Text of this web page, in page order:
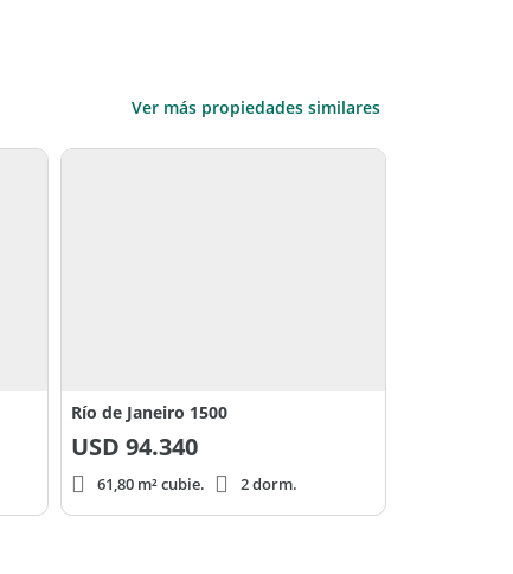
Ver más propiedades similares
Río de Janeiro 1500
USD 94.340
61,80 m² cubie. 2 dorm.